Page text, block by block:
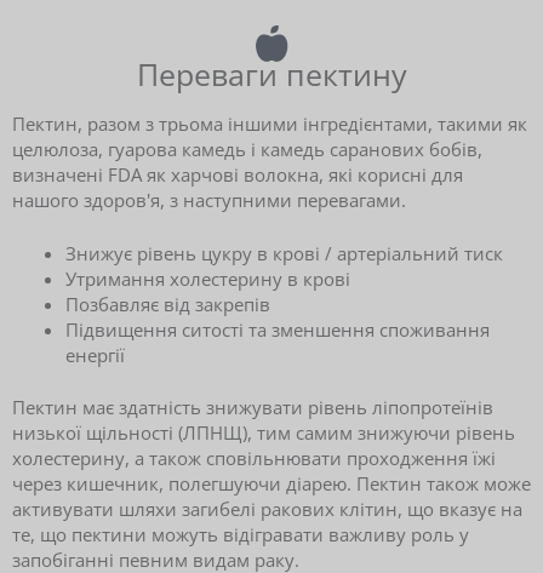
Переваги пектину
Пектин, разом з трьома іншими інгредієнтами, такими як
целюлоза, гуарова камедь і камедь саранових бобів,
визначені FDA як харчові волокна, які корисні для
нашого здоров'я, з наступними перевагами.
Знижує рівень цукру в крові / артеріальний тиск
Утримання холестерину в крові
Позбавляє від закрепів
Підвищення ситості та зменшення споживання
енергії
Пектин має здатність знижувати рівень ліпопротеїнів
низької щільності (ЛПНЩ), тим самим знижуючи рівень
холестерину, а також сповільнювати проходження їжі
через кишечник, полегшуючи діарею. Пектин також може
активувати шляхи загибелі ракових клітин, що вказує на
те, що пектини можуть відігравати важливу роль у
запобіганні певним видам раку.